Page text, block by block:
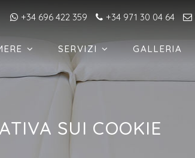
+34 696 422 359 +34 971 30 04 64
SERVIZI GALLERIA
SUI COOKIE